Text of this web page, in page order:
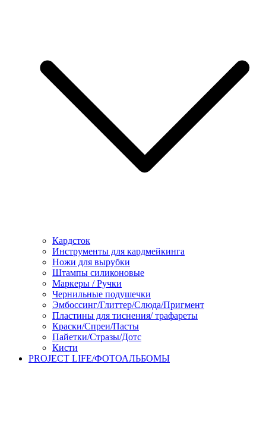
Кардсток
Инструменты для кардмейкинга
Ножи для вырубки
Штампы силиконовые
Маркеры / Ручки
Чернильные подушечки
Эмбоссинг/Глиттер/Слюда/Пригмент
Пластины для тиснения/ трафареты
Краски/Спреи/Пасты
Пайетки/Стразы/Дотс
Кисти
PROJECT LIFE/ФОТОАЛЬБОМЫ